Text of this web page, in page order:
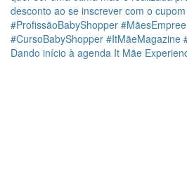
Dando início à agenda It Mãe